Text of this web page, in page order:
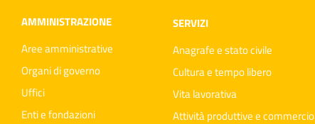
AMMINISTRAZIONE
Aree amministrative
Organi di governo
Uffici
Enti e fondazioni
SERVIZI
Anagrafe e stato civile
Cultura e tempo libero
Vita lavorativa
Attività produttive e commercio